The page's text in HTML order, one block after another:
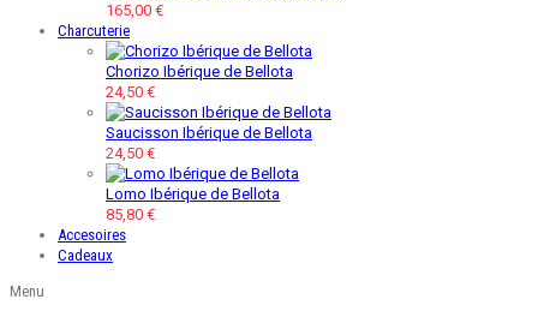
165,00 €
Charcuterie
Chorizo Ibérique de Bellota
24,50 €
Saucisson Ibérique de Bellota
24,50 €
Lomo Ibérique de Bellota
85,80 €
Accesoires
Cadeaux
Menu